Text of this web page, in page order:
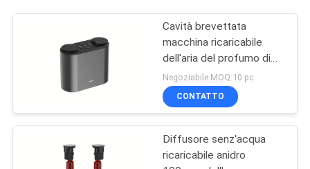
Cavità brevettata
macchina ricaricabile
dell'aria del profumo di
PBT DC5V
Negoziabile MOQ:10 pc
CONTATTO
Diffusore senz'acqua
ricaricabile anidro